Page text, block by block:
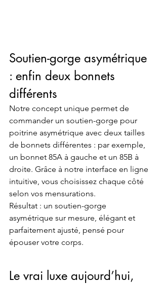
Soutien-gorge asymétrique
: enfin deux bonnets
différents
Notre concept unique permet de
commander un soutien-gorge pour
poitrine asymétrique avec deux tailles
de bonnets différentes : par exemple,
un bonnet 85A à gauche et un 85B à
droite. Grâce à notre interface en ligne
intuitive, vous choisissez chaque côté
selon vos mensurations.
Résultat : un soutien-gorge
asymétrique sur mesure, élégant et
parfaitement ajusté, pensé pour
épouser votre corps.
Le vrai luxe aujourd’hui,